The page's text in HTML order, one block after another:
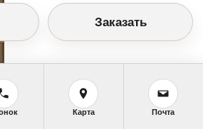
календарь
Заказать
Карта Почта